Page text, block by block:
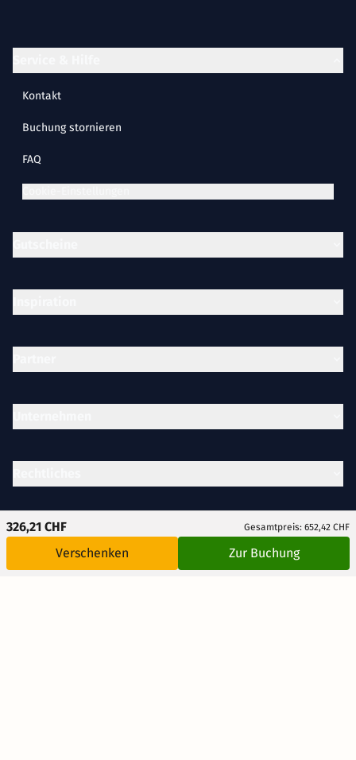
326,21 CHF Gesamtpreis: 652,42 CHF
Verschenken Zur Buchung
Kontakt
Buchung stornieren
FAQ